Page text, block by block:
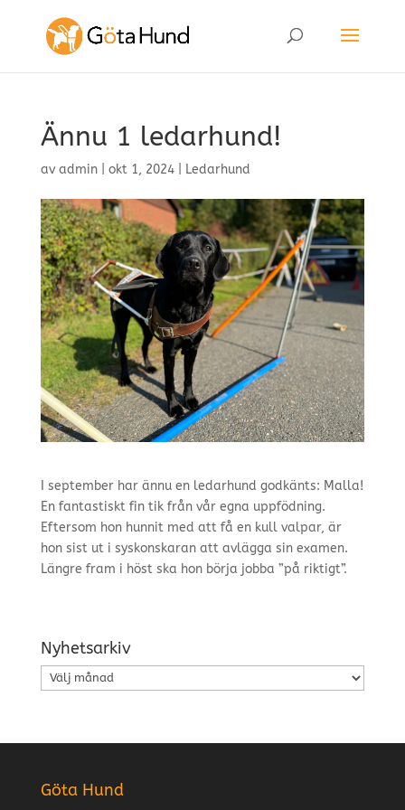
Ännu 1 ledarhund!
av admin| okt 1, 2024| Ledarhund
I september har ännu en ledarhund godkänts: Malla!
En fantastiskt fin tik från vår egna uppfödning.
Eftersom hon hunnit med att få en kull valpar, är
hon sist ut i syskonskaran att avlägga sin examen.
Längre fram i höst ska hon börja jobba ”på riktigt”.
Nyhetsarkiv
Nyhetsarkiv
Göta Hund